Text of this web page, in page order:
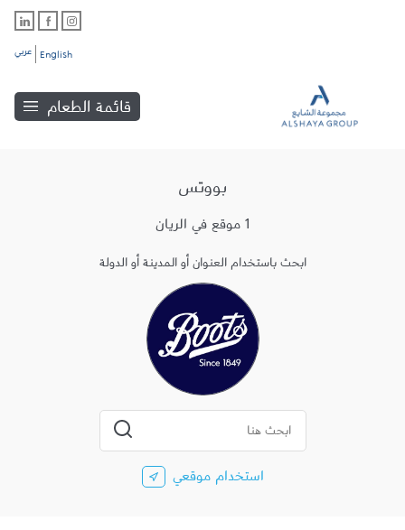
English عربي
قائمة الطعام
بووتس
1 موقع في الريان
ابحث باستخدام العنوان أو المدينة أو الدولة
استخدام موقعي